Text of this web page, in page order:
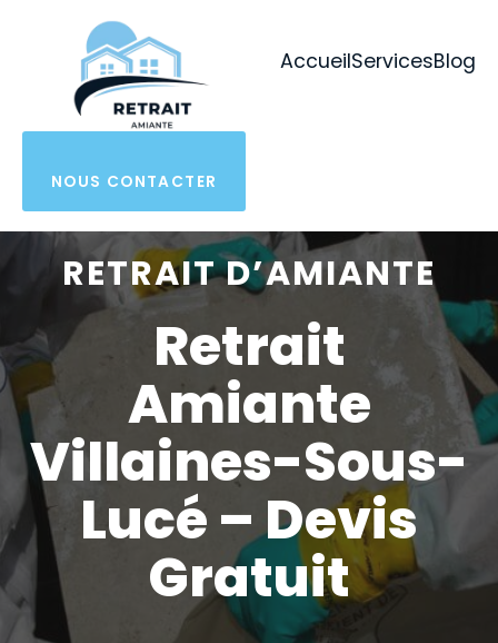
AccueilServicesBlog
NOUS CONTACTER
RETRAIT D’AMIANTE
Retrait
Amiante
Villaines-Sous-
Lucé – Devis
Gratuit